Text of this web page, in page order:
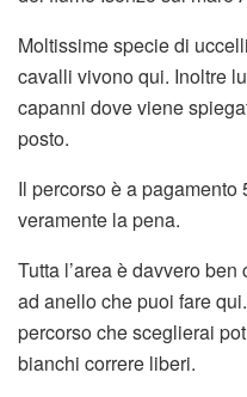
Moltissime specie di
cavalli vivono qui. Inoltre
capanni dove viene
posto.
Il percorso è a
veramente la pena.
Tutta l’area è davvero
ad anello che puoi fare
percorso che sceglierai
bianchi correre liberi.